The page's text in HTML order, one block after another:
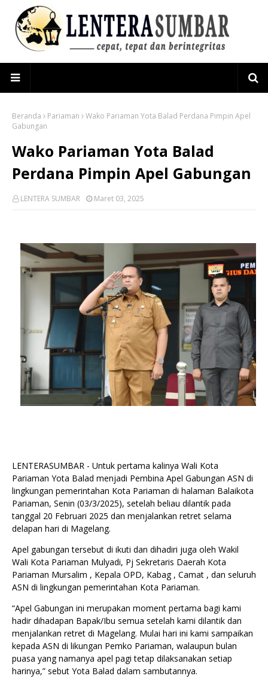
Beranda Pariaman
Wako Pariaman Yota Balad Perdana Pimpin Apel
Gabungan
Wako Pariaman Yota Balad
Perdana Pimpin Apel Gabungan
LENTERA SUMBAR Maret 03, 2025
LENTERASUMBAR - Untuk pertama kalinya Wali Kota
Pariaman Yota Balad menjadi Pembina Apel Gabungan ASN di
lingkungan pemerintahan Kota Pariaman di halaman Balaikota
Pariaman, Senin (03/3/2025), setelah beliau dilantik pada
tanggal 20 Februari 2025 dan menjalankan retret selama
delapan hari di Magelang.
Apel gabungan tersebut di ikuti dan dihadiri juga oleh Wakil
Wali Kota Pariaman Mulyadi, Pj Sekretaris Daerah Kota
Pariaman Mursalim , Kepala OPD, Kabag , Camat , dan seluruh
ASN di lingkungan pemerintahan Kota Pariaman.
“Apel Gabungan ini merupakan moment pertama bagi kami
hadir dihadapan Bapak/Ibu semua setelah kami dilantik dan
menjalankan retret di Magelang. Mulai hari ini kami sampaikan
kepada ASN di likungan Pemko Pariaman, walaupun bulan
puasa yang namanya apel pagi tetap dilaksanakan setiap
harinya,” sebut Yota Balad dalam sambutannya.